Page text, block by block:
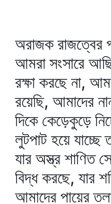
অরাজক রাজত্বের
আমরা সংসারে
রক্ষা করছে না,
রয়েছি, আমাদের
দিকে কেড়েকুড়ে
লুটপাট হয়ে যাচ্ছে
যার অস্ত্র শাণিত
বিদ্ধ করছে, যার
আমাদের পায়ের